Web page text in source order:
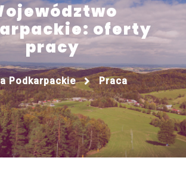
oferty
pracy
Podkarpackie Praca